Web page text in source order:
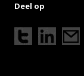
Deel op